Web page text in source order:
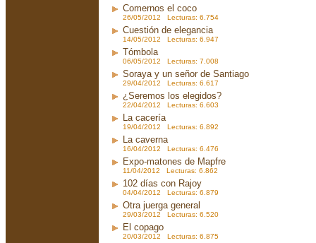
Comernos el coco
26/05/2012 Lecturas: 6.754
Cuestión de elegancia
14/05/2012 Lecturas: 6.947
Tómbola
06/05/2012 Lecturas: 7.008
Soraya y un señor de Santiago
29/04/2012 Lecturas: 6.617
¿Seremos los elegidos?
22/04/2012 Lecturas: 6.603
La cacería
19/04/2012 Lecturas: 6.892
La caverna
16/04/2012 Lecturas: 6.476
Expo-matones de Mapfre
11/04/2012 Lecturas: 6.862
102 días con Rajoy
04/04/2012 Lecturas: 6.879
Otra juerga general
29/03/2012 Lecturas: 6.520
El copago
20/03/2012 Lecturas: 6.875